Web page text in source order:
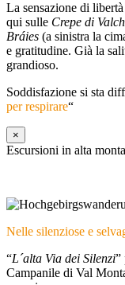
La sensazione di
qui sulle Crepe di
Bráies (a sinistra la
e gratitudine. Già la
grandioso.
Soddisfazione si sta
per respirare“
×
Escursioni in alta
Nelle silenziose e
“L´alta Via dei Silenzi”
Campanile di Val